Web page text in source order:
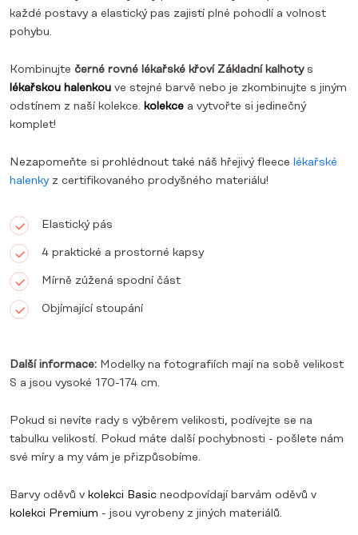
každé postavy a elastický pas zajistí plné pohodlí a volnost
pohybu.
Kombinujte černé rovné lékařské křoví Základní kalhotys
lékařskou halenkou ve stejné barvě nebo je zkombinujte s jiným
odstínem z naší kolekce. kolekce a vytvořte si jedinečný
komplet!
Nezapomeňte si prohlédnout také náš hřejivý fleece lékařské
halenkyz certifikovaného prodyšného materiálu!
Elastický pás
4 praktické a prostorné kapsy
Mírně zúžená spodní část
Objímající stoupání
Další informace: Modelky na fotografiích mají na sobě velikost
S a jsou vysoké 170-174 cm.
Pokud si nevíte rady s výběrem velikosti, podívejte se na
tabulku velikostí. Pokud máte další pochybnosti - pošlete nám
své míry a my vám je přizpůsobíme.
Barvy oděvů v kolekci Basic neodpovídají barvám oděvů v
kolekci Premium - jsou vyrobeny z jiných materiálů.